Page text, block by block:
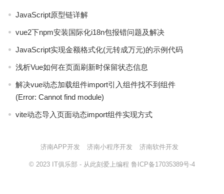
JavaScript原型链详解
vue2下npm安装国际化i18n包报错问题及解决
JavaScript实现金额格式化(元转成万元)的示例代码
浅析Vue如何在页面刷新时保留状态信息
解决vue动态加载组件import引入组件找不到组件
(Error: Cannot find module)
vite动态导入页面动态import组件实现方式
济南APP开发 济南小程序开发 济南软件开发
© 2023 IT俱乐部 - 从此刻爱上编程 鲁ICP备17035389号-4